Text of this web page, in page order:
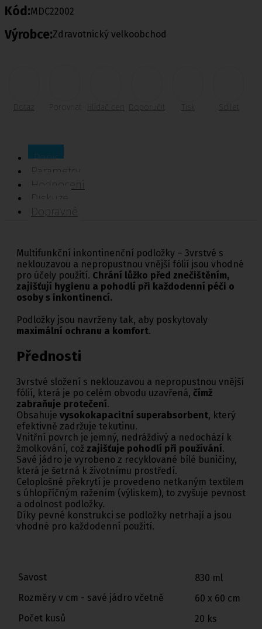
Kód:MDC22002
Výrobce:Zdravotnický velkoobchod
Dotaz Porovnat Doporučit Tisk Sdílet
Popis
Parametry
Hodnocení
Diskuze
Dopravné
Multifunkční inkontinenční podložky – 3vrstvé s
neklouzavou a nepropustnou vnější fólií jsou vhodné
pro účely použití. Chrání lůžko před znečištěním,
zajišťují hygienu a pohodlí při každodenní péči o
osoby s inkontinencí.
Podložky jsou navrženy tak, aby poskytovaly
maximální ochranu a komfort.
Přednosti
3vrstvé složení s neklouzavou a nepropustnou vnější
fólií, která je po celém obvodu uzavřená, čímž
zabraňuje protečení.
Obsahuje vysokokapacitní superabsorbent, který
efektivně zadržuje tekutinu.
Vnitřní povrch je jemný, nedráždivý a nedochází k
žmolkování, což zajišťuje pohodlí při používání.
Savé jádro je vyrobeno z recyklované bílé buničiny,
která je šetrná k životnímu prostředí.
Celoplošné překrytí je provedeno netkaným textilem
s úhlopříčným ražením (výliskem), to zvyšuje pevnost
a odolnost podložky.
Díky pevné konstrukci se podložky netrhají a jsou
vhodné pro každodenní použití.
Savost
830 ml
Rozměry v cm - savé jádro včetně
60 x 60 cm
Počet kusů
20 ks